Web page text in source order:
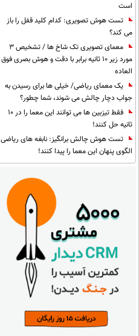
است
تست هوش تصویری: کدام کلید قفل را باز
می کند؟
معمای تصویری تک شاخ ها / تشخیص 3
مورد زیر 10 ثانیه برابر با دقت و هوش بصری فوق
العاده
یک معمای ریاضی/ خیلی ها برای رسیدن به
جواب دچار چالش می شوند، شما چطور؟
فقط تیزبین ها می توانند این معما را در 10
ثانیه حل کنند!
تست هوش چالش برانگیز: نابغه های ریاضی
الگوی پنهان این معما را پیدا کنند!